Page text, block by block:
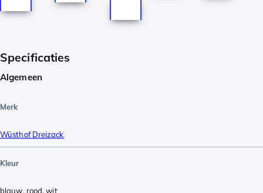
Specificaties
Algemeen
Merk
Wüsthof Dreizack
Kleur
blauw, rood,wit